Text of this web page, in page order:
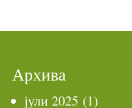
Архива
јули 2025 (1)